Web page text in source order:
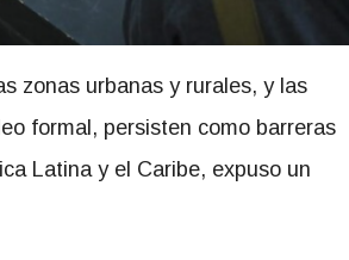
zonas urbanas y rurales, y las
formal, persisten como barreras
Latina y el Caribe, expuso un